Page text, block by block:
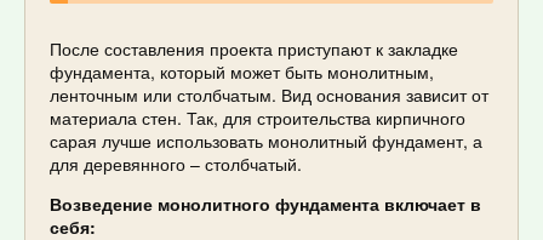
После составления проекта приступают к закладке
фундамента, который может быть монолитным,
ленточным или столбчатым. Вид основания зависит от
материала стен. Так, для строительства кирпичного
сарая лучше использовать монолитный фундамент, а
для деревянного – столбчатый.
Возведение монолитного фундамента включает в
себя: